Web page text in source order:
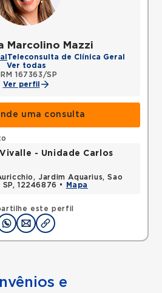
Marcolino Mazzi
Teleconsulta de Clínica Geral
Ver todas
167363/SP
Ver perfil
uma consulta
este perfil
- Unidade Carlos
Jardim Aquarius, Sao
12246876 •
Mapa
e